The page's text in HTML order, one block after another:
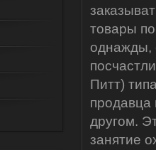
товары
однажды,
Питт)
продавца
другом.
занятие